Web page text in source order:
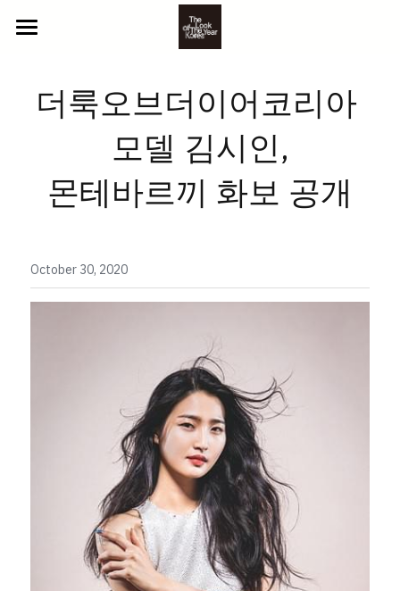
2025 참가자
BEYOND
LITTLE
CONTACT
PHOTO
참가 신청
더룩오브더이어코리아
모델 김시인,
몬테바르끼 화보 공개
October 30, 2020